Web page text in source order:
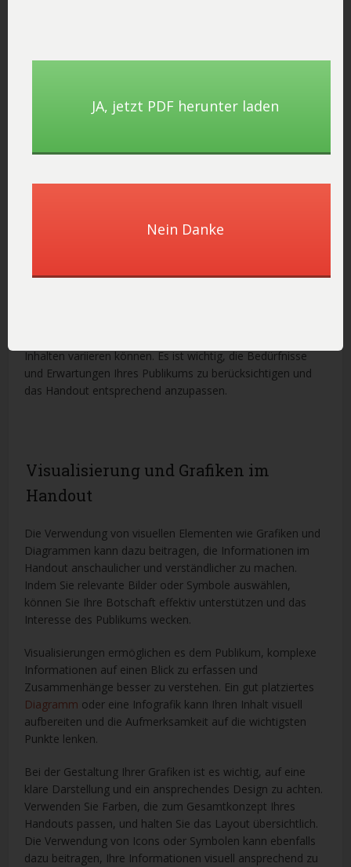
Handouts
Minuten)
Inhalten variieren können. Es ist wichtig, die Bedürfnisse
und Erwartungen Ihres Publikums zu berücksichtigen und
das Handout entsprechend anzupassen.
Visualisierung und Grafiken im
Handout
Die Verwendung von visuellen Elementen wie Grafiken und
Diagrammen kann dazu beitragen, die Informationen im
Handout anschaulicher und verständlicher zu machen.
Indem Sie relevante Bilder oder Symbole auswählen,
können Sie Ihre Botschaft effektiv unterstützen und das
Interesse des Publikums wecken.
Visualisierungen ermöglichen es dem Publikum, komplexe
Informationen auf einen Blick zu erfassen und
Zusammenhänge besser zu verstehen. Ein gut platziertes
Diagramm oder eine Infografik kann Ihren Inhalt visuell
aufbereiten und die Aufmerksamkeit auf die wichtigsten
Punkte lenken.
Bei der Gestaltung Ihrer Grafiken ist es wichtig, auf eine
klare Darstellung und ein ansprechendes Design zu achten.
Verwenden Sie Farben, die zum Gesamtkonzept Ihres
Handouts passen, und halten Sie das Layout übersichtlich.
Die Verwendung von Icons oder Symbolen kann ebenfalls
dazu beitragen, Ihre Informationen visuell ansprechend zu
JA, ​jetzt PDF herunter laden
Nein Danke